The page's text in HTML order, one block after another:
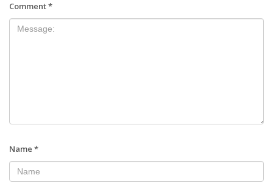
Comment*
Name *